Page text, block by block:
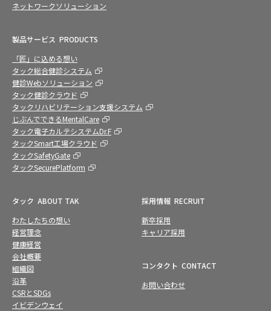
ネットワークソリューション
製品サービス PRODUCTS
「匠」に込める想い
タック総合健診システム
健診Webソリューション
タック健診クラウド
タックリハビリテーション支援システム
じぶんでできるMentalCare
タック電子カルテシステムDr.F
タックSmart工場クラウド
タックSafetyGate
タックSecurePlatform
タック ABOUT TAK
わたしたちの想い
経営理念
健康経営
会社概要
組織図
沿革
CSRとSDGs
イビデンウェイ
採用情報 RECRUIT
新卒採用
キャリア採用
コンタクト CONTACT
お問い合わせ